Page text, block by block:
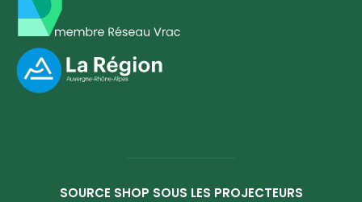
SOURCE SHOP SOUS LES PROJECTEURS